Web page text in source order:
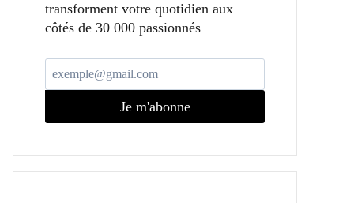
transforment votre quotidien aux
côtés de 30 000 passionnés
Je m'abonne